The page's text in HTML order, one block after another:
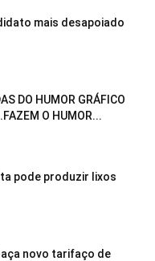
mais desapoiado
DO HUMOR GRÁFICO
O HUMOR...
pode produzir lixos
novo tarifaço de